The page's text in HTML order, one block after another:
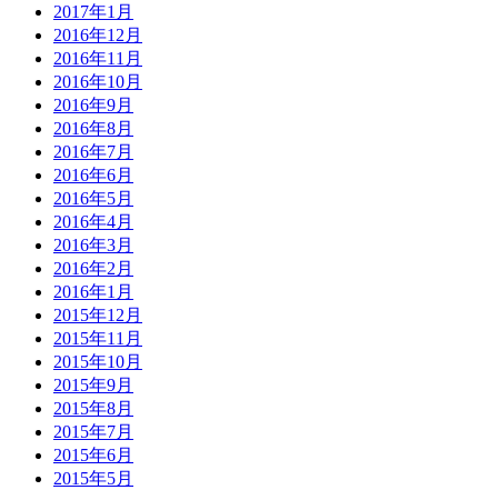
2017年1月
2016年12月
2016年11月
2016年10月
2016年9月
2016年8月
2016年7月
2016年6月
2016年5月
2016年4月
2016年3月
2016年2月
2016年1月
2015年12月
2015年11月
2015年10月
2015年9月
2015年8月
2015年7月
2015年6月
2015年5月